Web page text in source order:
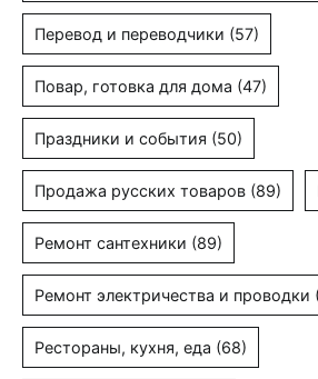
Перевод и переводчики (57)
Повар, готовка для дома (47)
Праздники и события (50)
Продажа русских товаров (89)
Ремонт сантехники (89)
Ремонт электричества и проводки
Рестораны, кухня, еда (68)